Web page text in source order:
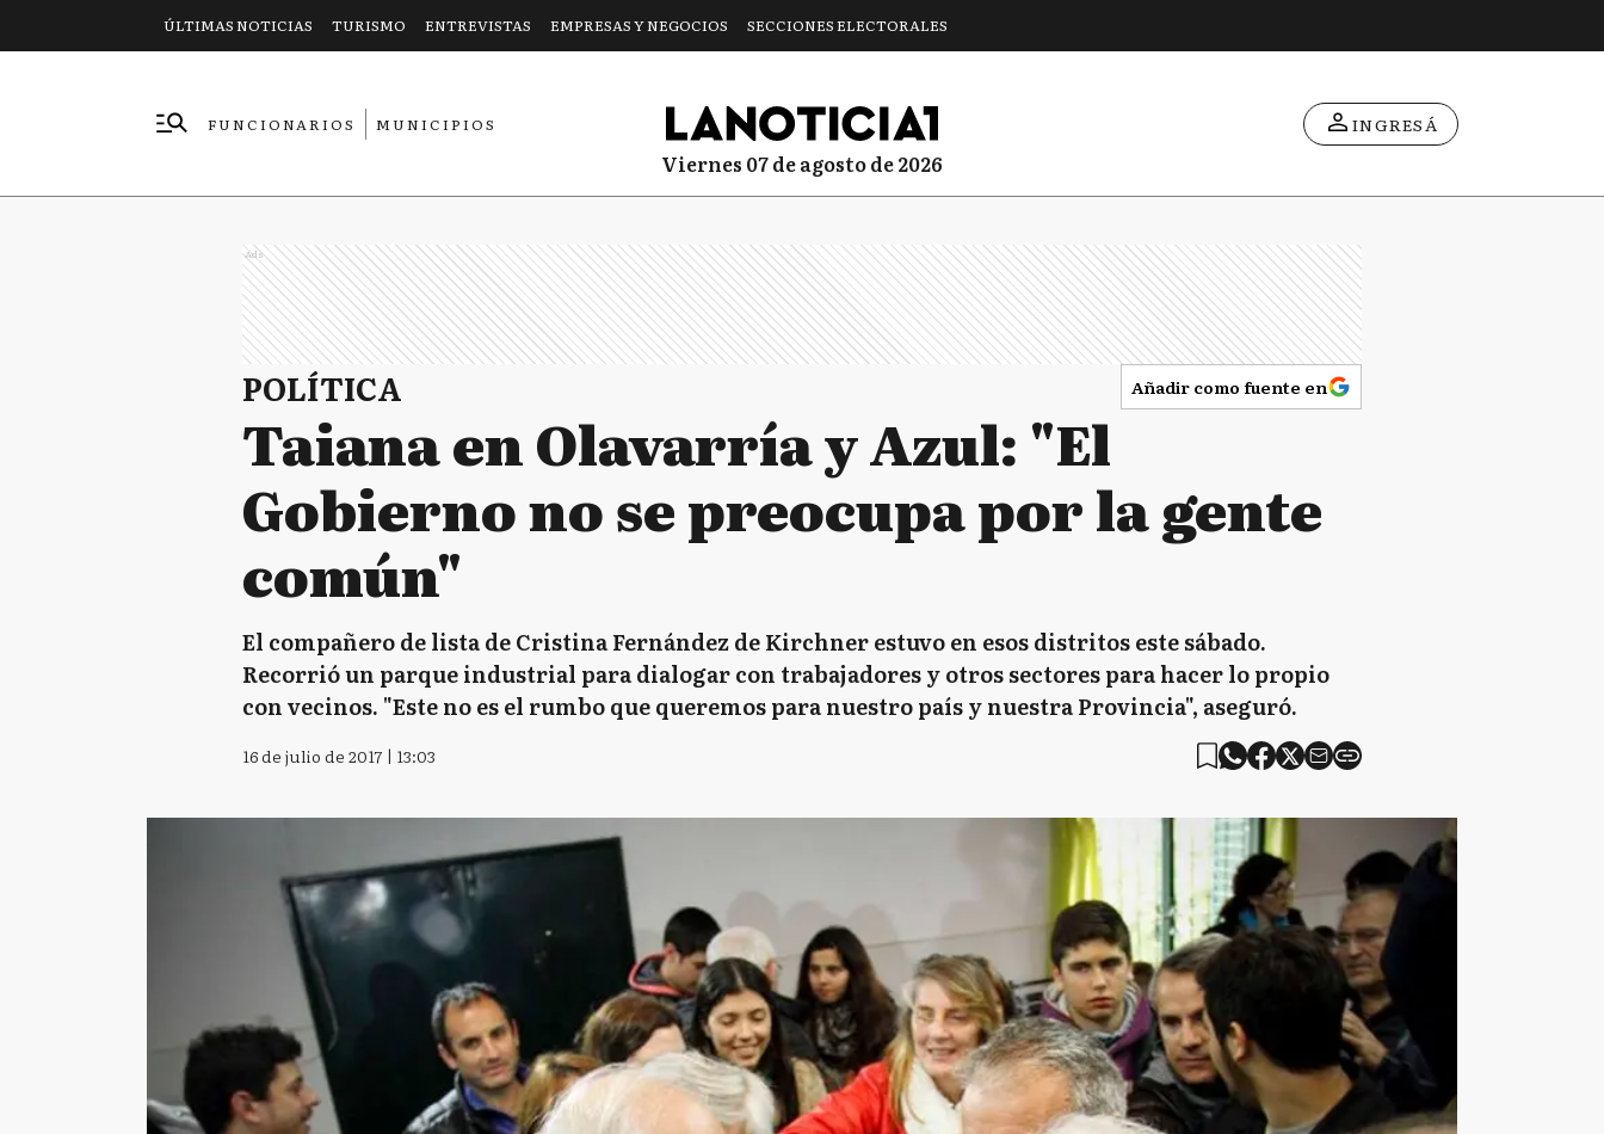
ÚLTIMAS NOTICIAS TURISMO ENTREVISTAS EMPRESAS Y NEGOCIOS SECCIONES ELECTORALES
FUNCIONARIOS
MUNICIPIOS
viernes 07 de agosto de 2026
INGRESÁ
Ads
POLÍTICA Añadir como fuente en
Taiana en Olavarría y Azul: "El
Gobierno no se preocupa por la gente
común"
El compañero de lista de Cristina Fernández de Kirchner estuvo en esos distritos este sábado.
Recorrió un parque industrial para dialogar con trabajadores y otros sectores para hacer lo propio
con vecinos. "Este no es el rumbo que queremos para nuestro país y nuestra Provincia", aseguró.
16 de julio de 2017 | 13:03